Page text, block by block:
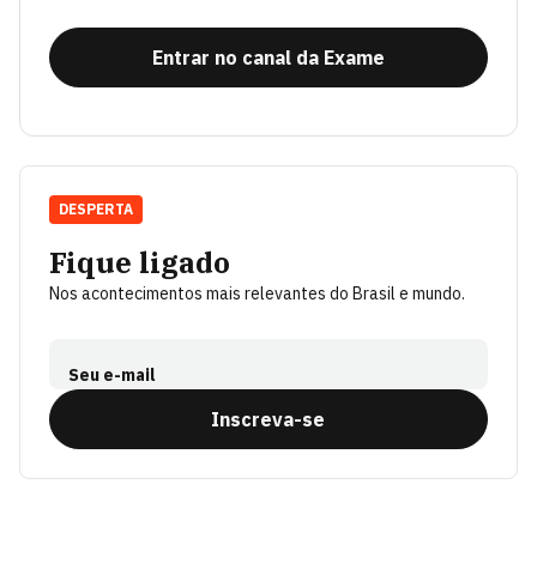
Entrar no canal da Exame
Fique ligado
Nos acontecimentos mais relevantes do Brasil e mundo.
Seu e-mail
Inscreva-se
DESPERTA